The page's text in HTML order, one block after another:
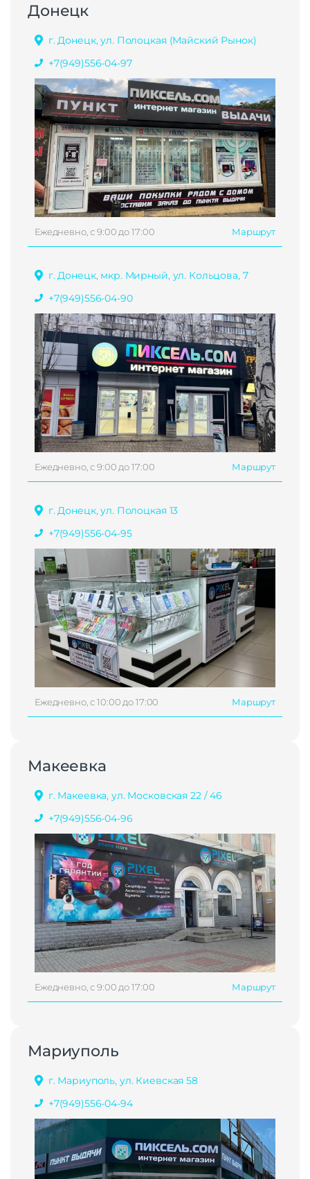
Донецк
г. Донецк, ул. Полоцкая (Майский Рынок)
+7(949)556-04-97
Ежедневно, с 9:00 до 17:00 Маршрут
г. Донецк, мкр. Мирный, ул. Кольцова, 7
+7(949)556-04-90
Ежедневно, с 9:00 до 17:00 Маршрут
г. Донецк, ул. Полоцкая 13
+7(949)556-04-95
Ежедневно, с 10:00 до 17:00 Маршрут
Макеевка
г. Макеевка, ул. Московская 22 / 46
+7(949)556-04-96
Ежедневно, с 9:00 до 17:00 Маршрут
Мариуполь
г. Мариуполь, ул. Киевская 58
+7(949)556-04-94